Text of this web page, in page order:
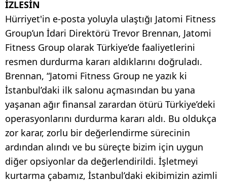
İZLESİN
Hürriyet'in e-posta yoluyla ulaştığı Jatomi Fitness
Group’un İdari Direktörü Trevor Brennan, Jatomi
Fitness Group olarak Türkiye’de faaliyetlerini
resmen durdurma kararı aldıklarını doğruladı.
Brennan, “Jatomi Fitness Group ne yazık ki
İstanbul’daki ilk salonu açmasından bu yana
yaşanan ağır finansal zarardan ötürü Türkiye’deki
operasyonlarını durdurma kararı aldı. Bu oldukça
zor karar, zorlu bir değerlendirme sürecinin
ardından alındı ve bu süreçte bizim için uygun
diğer opsiyonlar da değerlendirildi. İşletmeyi
kurtarma çabamız, İstanbul’daki ekibimizin azimli